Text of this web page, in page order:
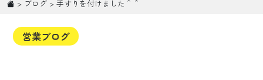
> ブログ > 手すりを付けました＾＾
営業ブログ